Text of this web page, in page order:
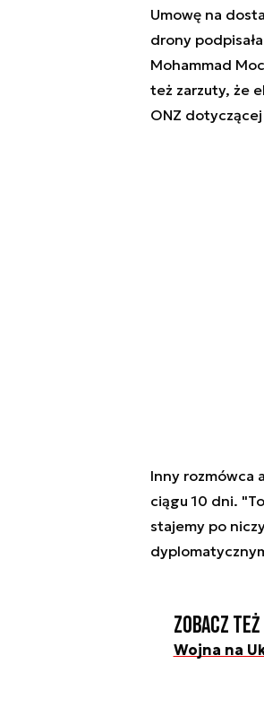
Umowę na
drony
Mohammad
też zarzuty, że
ONZ dotyczącej
Inny rozmówca
ciągu 10 dni.
stajemy po
Zobacz też
Wojna na